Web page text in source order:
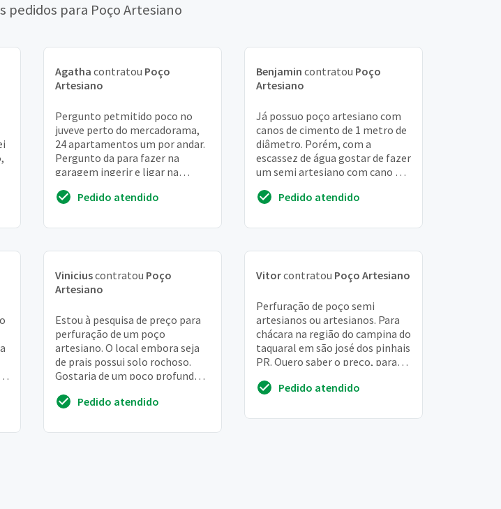
pedidos para Poço Artesiano
Agatha contratou Poço
Artesiano
Pergunto petmitido poco no
juveve perto do mercadorama,
24 apartamentos um por andar.
Pergunto da para fazer na
garagem ingerir e ligar na
cisterna e caixa d'água...
Pedido atendido
Benjamin contratou Poço
Artesiano
Já possuo poço artesiano com
canos de cimento de 1 metro de
diâmetro. Porém, com a
escassez de água gostar de fazer
um semi artesiano com cano de
bomba externo
Pedido atendido
Viniciuscontratou Poço
Artesiano
Estou à pesquisa de preço para
perfuração de um poço
artesiano. O local embora seja
de prais possui solo rochoso.
Gostaria de um poço profundo
Pedido atendido
Vitorcontratou Poço Artesiano
Perfuração de poço semi
artesianos ou artesianos. Para
chácara na região do campina do
taquaral em são josé dos pinhais
PR. Quero saber o preço, para
Pedido atendido